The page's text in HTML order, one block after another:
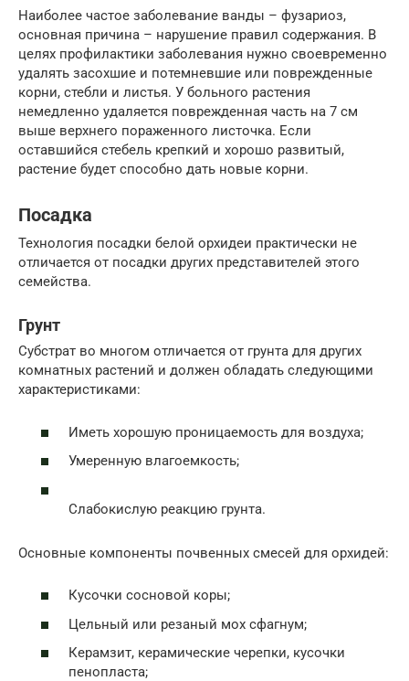
Наиболее частое заболевание ванды – фузариоз,
основная причина – нарушение правил содержания. В
целях профилактики заболевания нужно своевременно
удалять засохшие и потемневшие или поврежденные
корни, стебли и листья. У больного растения
немедленно удаляется поврежденная часть на 7 см
выше верхнего пораженного листочка. Если
оставшийся стебель крепкий и хорошо развитый,
растение будет способно дать новые корни.
Посадка
Технология посадки белой орхидеи практически не
отличается от посадки других представителей этого
семейства.
Грунт
Субстрат во многом отличается от грунта для других
комнатных растений и должен обладать следующими
характеристиками:
Иметь хорошую проницаемость для воздуха;
Умеренную влагоемкость;
Слабокислую реакцию грунта.
Основные компоненты почвенных смесей для орхидей:
Кусочки сосновой коры;
Цельный или резаный мох сфагнум;
Керамзит, керамические черепки, кусочки
пенопласта;